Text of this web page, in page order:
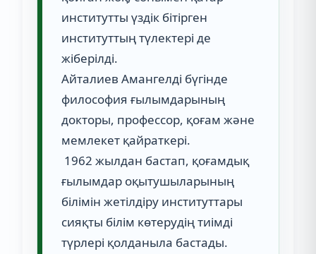
институтты үздік бітірген
институттың түлектері де
жіберілді.
Айталиев Амангелді бүгінде
философия ғылымдарының
докторы, профессор, қоғам және
мемлекет қайраткері.
1962 жылдан бастап, қоғамдық
ғылымдар оқытушыларының
білімін жетілдіру институттары
сияқты білім көтерудің тиімді
түрлері қолданыла бастады.